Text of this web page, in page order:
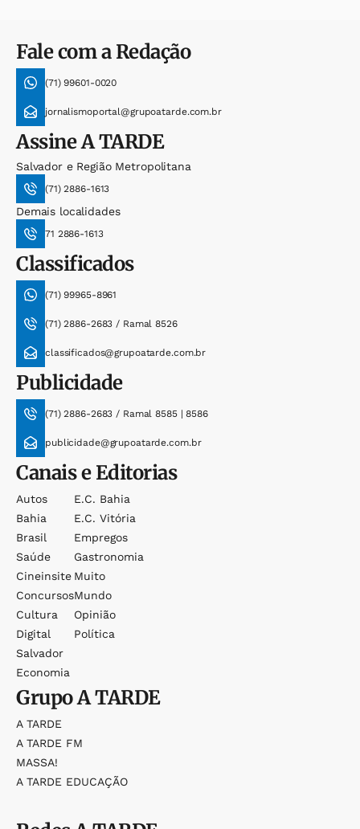
Fale com a Redação
(71) 99601-0020
jornalismoportal@grupoatarde.com.br
AssineA TARDE
Salvador e Região Metropolitana
(71) 2886-1613
Demais localidades
71 2886-1613
Classificados
(71) 99965-8961
(71) 2886-2683 / Ramal 8526
classificados@grupoatarde.com.br
Publicidade
(71) 2886-2683 / Ramal 8585 | 8586
publicidade@grupoatarde.com.br
Canais e Editorias
Autos
Bahia
Brasil
Saúde
Cineinsite
Concursos
Cultura
Digital
Salvador
Economia
E.c. Bahia
E.c. Vitória
Empregos
Gastronomia
Muito
Mundo
Opinião
Política
GrupoA TARDE
A TARDE
A TARDE FM
MASSA!
A TARDE EDUCAÇÃO